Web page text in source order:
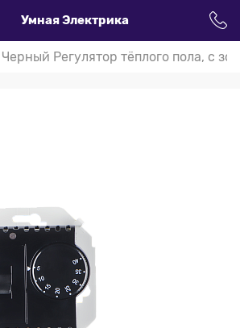
Умная Электрика
Черный Регулятор тёплого пола, с